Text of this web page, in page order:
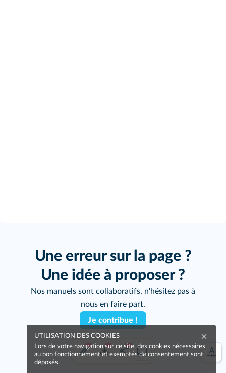
Une erreur sur la page ?
Une idée à proposer ?
Nos manuels sont collaboratifs, n'hésitez pas à
nous en faire part.
Je contribue !
UTILISATION DES COOKIES
Lors de votre navigation sur ce site, des cookies nécessaires
au bon fonctionnement et exemptés de consentement sont
déposés.